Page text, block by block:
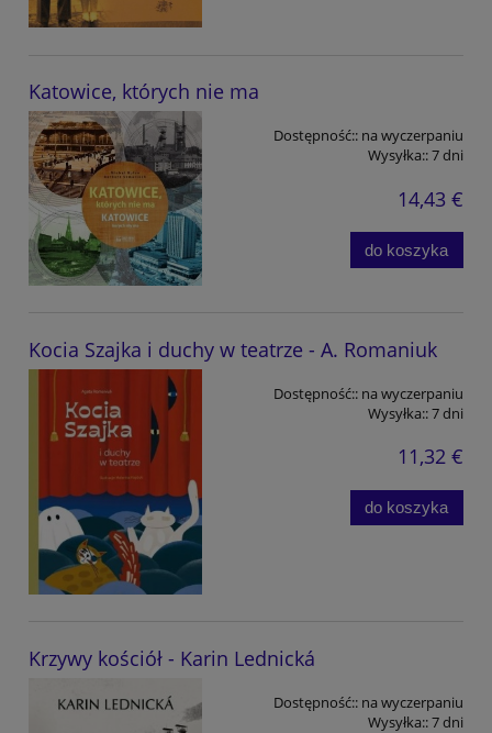
Katowice, których nie ma
Dostępność:: na wyczerpaniu
Wysyłka::7 dni
14,43 €
do koszyka
Kocia Szajka i duchy w teatrze - A. Romaniuk
Dostępność:: na wyczerpaniu
Wysyłka::7 dni
11,32 €
do koszyka
Krzywy kościół - Karin Lednická
Dostępność:: na wyczerpaniu
Wysyłka::7 dni